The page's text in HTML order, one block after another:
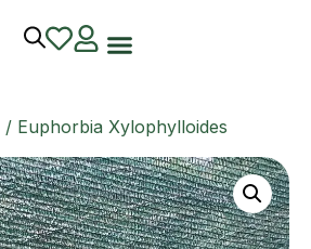
/ Euphorbia Xylophylloides